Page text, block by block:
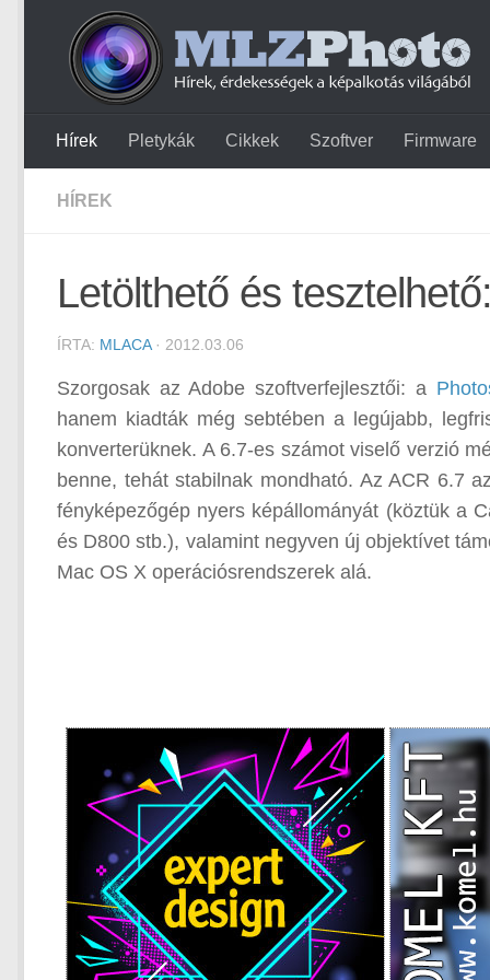
Hírek Pletykák Cikkek Szoftver Firmware
HÍREK
Letölthető és
ÍRTA: MLACA· 2012.03.06
Szorgosak az Adobe szoftverfejlesztői: a
hanem kiadták még sebtében a legújabb,
konverterüknek. A 6.7-es számot viselő verzió
benne, tehát stabilnak mondható. Az ACR 6.7
fényképezőgép nyers képállományát (köztük a
és D800 stb.), valamint negyven új objektívet
Mac OS X operációsrendszerek alá.